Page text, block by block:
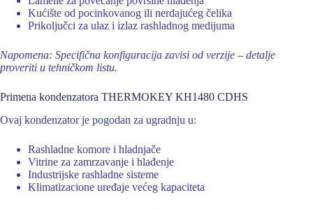
Kućište od pocinkovanog ili nerdajućeg čelika
Prikoljučci za ulaz i izlaz rashladnog medijuma
Napomena: Specifična konfiguracija zavisi od verzije – detalje
proveriti u tehničkom listu.
Primena kondenzatora THERMOKEY KH1480 CDHS
Ovaj kondenzator je pogodan za ugradnju u:
Rashladne komore i hladnjače
Vitrine za zamrzavanje i hlađenje
Industrijske rashladne sisteme
Klimatizacione uređaje većeg kapaciteta